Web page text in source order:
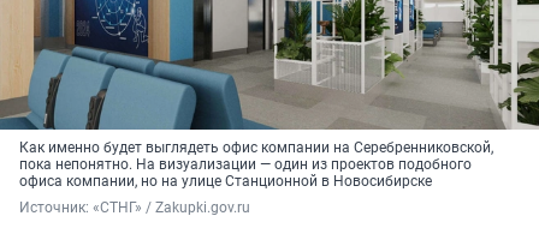
Как именно будет выглядеть офис компании на Серебренниковской,
пока непонятно. На визуализации — один из проектов подобного
офиса компании, но на улице Станционной в Новосибирске
Источник: «СТНГ» / Zakupki.gov.ru